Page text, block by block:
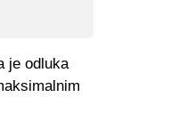
je odluka